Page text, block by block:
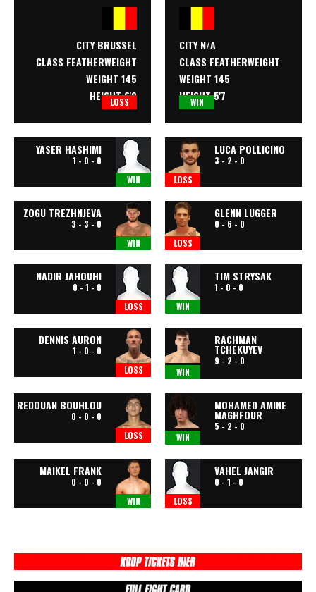
CITY BRUSSEL
CLASS FEATHERWEIGHT
WEIGHT 145
HEIGHT 6'0
LOSS
CITY N/A
CLASS FEATHERWEIGHT
WEIGHT 145
HEIGHT 5'7
WIN
YASER HASHIMI
1 - 0 - 0
WIN
LUCA POLLICINO
3 - 2 - 0
LOSS
ZOGU TREZHNJEVA
3 - 3 - 0
WIN
GLENN LUGGER
0 - 6 - 0
LOSS
NADIR JAHOUHI
0 - 1 - 0
LOSS
TIM STRYSAK
1 - 0 - 0
WIN
DENNIS AURON
1 - 0 - 0
LOSS
RACHMAN
TCHEKUYEV
9 - 2 - 0
WIN
REDOUAN BOUHLOU
0 - 0 - 0
LOSS
MOHAMED AMINE
MAGHFOUR
5 - 2 - 0
WIN
MAIKEL FRANK
0 - 0 - 0
WIN
VAHEL JANGIR
0 - 1 - 0
LOSS